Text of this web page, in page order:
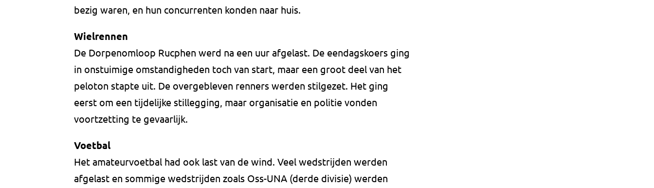
bezig waren, en hun concurrenten konden naar huis.
Wielrennen
De Dorpenomloop Rucphen werd na een uur afgelast. De eendagskoers ging
in onstuimige omstandigheden toch van start, maar een groot deel van het
peloton stapte uit. De overgebleven renners werden stilgezet. Het ging
eerst om een tijdelijke stillegging, maar organisatie en politie vonden
voortzetting te gevaarlijk.
Voetbal
Het amateurvoetbal had ook last van de wind. Veel wedstrijden werden
afgelast en sommige wedstrijden zoals Oss-UNA (derde divisie) werden